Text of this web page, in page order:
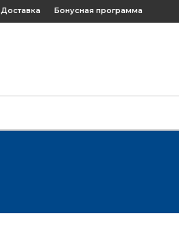
Доставка Бонусная программа